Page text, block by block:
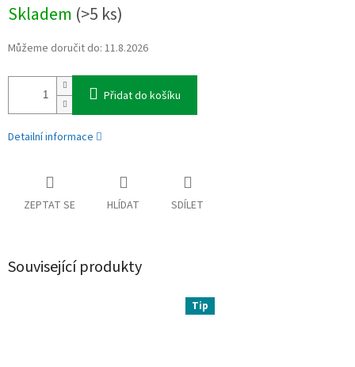
cena:
Skladem (>5 ks)
Můžeme doručit do: 11.8.2026
Přidat do košíku
Detailní informace
ZEPTAT SE HLÍDAT SDÍLET
Související produkty
Tip